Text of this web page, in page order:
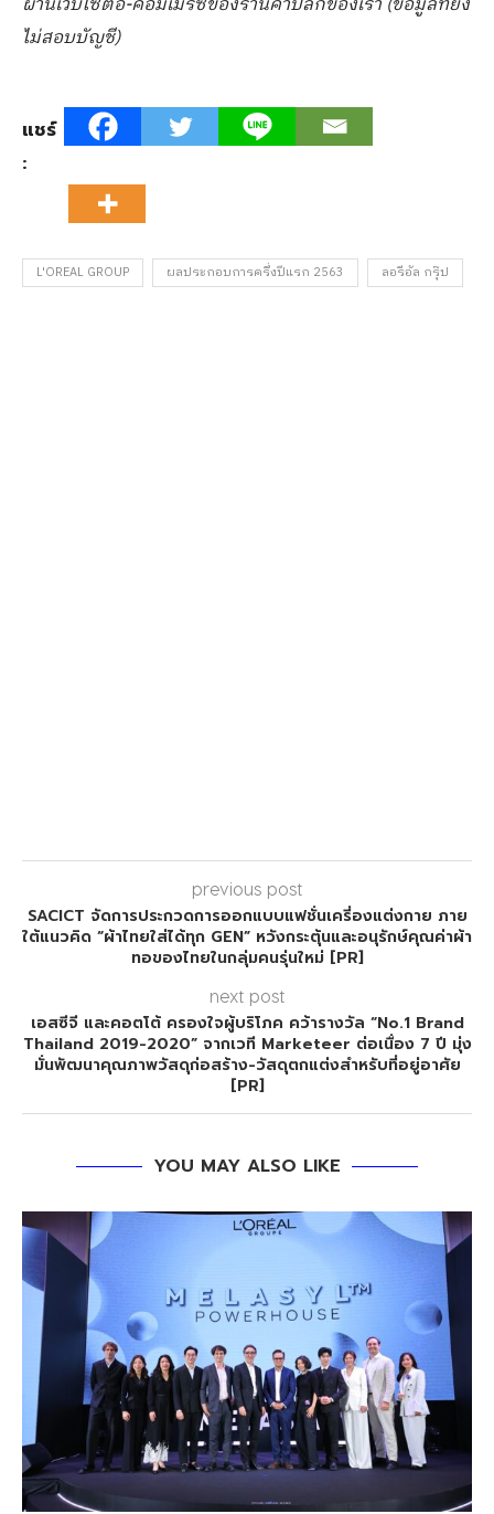
ไม่สอบบัญชี)
แชร์
:
L'OREAL GROUP ผลประกอบการครึ่งปีแรก 2563 ลอรีอัล กรุ๊ป
previous post
SACICT จัดการประกวดการออกแบบแฟชั่นเครี่องแต่งกาย ภาย
ใต้แนวคิด “ผ้าไทยใส่ได้ทุก GEN” หวังกระตุ้นและอนุรักษ์คุณค่าผ้า
ทอของไทยในกลุ่มคนรุ่นใหม่ [PR]
next post
เอสซีจี และคอตโต้ ครองใจผู้บริโภค คว้ารางวัล “No.1 Brand
Thailand 2019-2020” จากเวที Marketeer ต่อเนื่อง 7 ปี มุ่ง
มั่นพัฒนาคุณภาพวัสดุก่อสร้าง-วัสดุตกแต่งสำหรับที่อยู่อาศัย
[PR]
YOU MAY ALSO LIKE